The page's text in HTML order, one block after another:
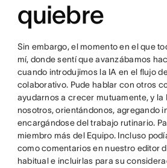
quiebre
Sin embargo, el momento en el que
mí, donde sentí que avanzábamos
cuando introdujimos la IA en el flujo
colaborativo. Pude hablar con otros
ayudarnos a crecer mutuamente, y la
nosotros, orientándonos, agregando
encargándose del trabajo rutinario.
miembro más del Equipo. Incluso
como comentarios en nuestro editor
habitual e incluirlas para su